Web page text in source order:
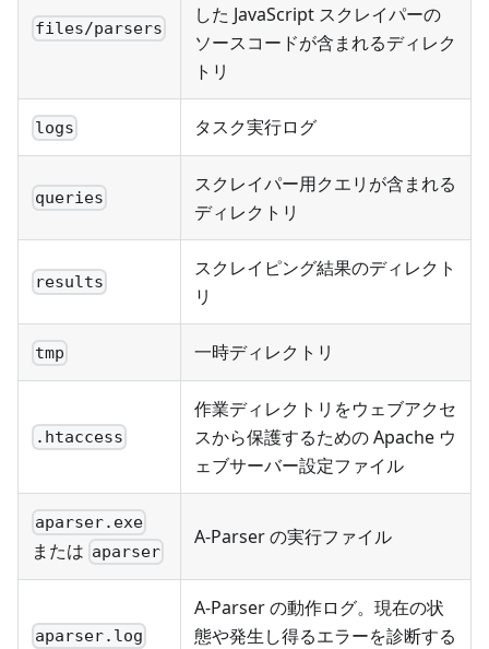
files/parsers
した JavaScript スクレイパーの
ソースコードが含まれるディレク
トリ
logs タスク実行ログ
queries
スクレイパー用クエリが含まれる
ディレクトリ
results
スクレイピング結果のディレクト
リ
tmp 一時ディレクトリ
.htaccess
作業ディレクトリをウェブアクセ
スから保護するための Apache ウ
ェブサーバー設定ファイル
aparser.exe
または aparser
A-Parser の実行ファイル
aparser.log
A-Parser の動作ログ。現在の状
態や発生し得るエラーを診断する